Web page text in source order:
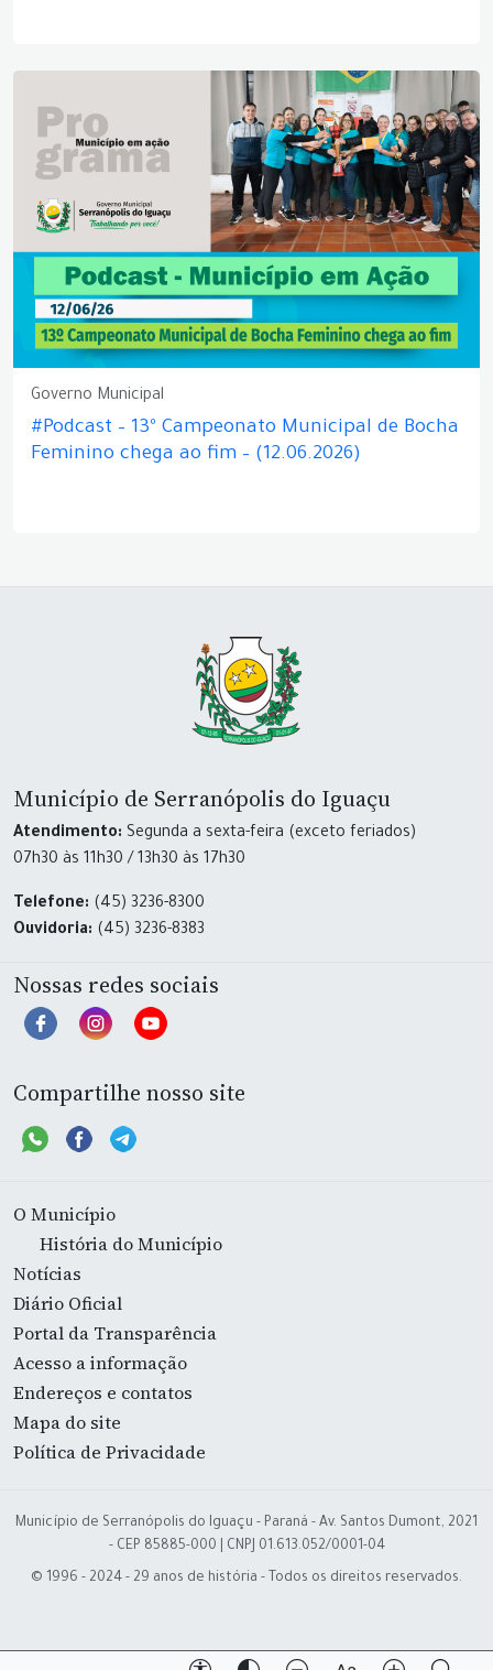
Governo Municipal
#Podcast – 13º Campeonato Municipal de Bocha
Feminino chega ao fim – (12.06.2026)
Município de Serranópolis do Iguaçu
Atendimento: Segunda a sexta-feira (exceto feriados)
07h30 às 11h30 / 13h30 às 17h30
Telefone: (45) 3236-8300
Ouvidoria: (45) 3236-8383
Nossas redes sociais
Compartilhe nosso site
O Município
História do Município
Notícias
Diário Oficial
Portal da Transparência
Acesso a informação
Endereços e contatos
Mapa do site
Política de Privacidade
Município de Serranópolis do Iguaçu - Paraná - Av. Santos Dumont, 2021
- CEP 85885-000 | CNPJ 01.613.052/0001-04
© 1996 - 2024 - 29 anos de história - Todos os direitos reservados.